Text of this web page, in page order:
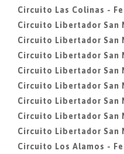
Circuito Las Colinas -
Circuito Libertador San
Circuito Libertador San
Circuito Libertador San
Circuito Libertador San
Circuito Libertador San
Circuito Libertador San
Circuito Libertador San
Circuito Libertador San
Circuito Los Alamos -